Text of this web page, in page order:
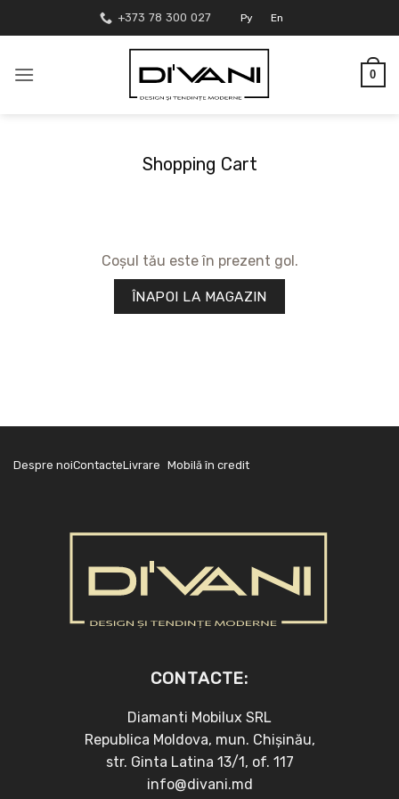
to
+373 78 300 027 Ру En
0
Shopping Cart
Coșul tău este în prezent gol.
ÎNAPOI LA MAGAZIN
Despre noiContacteLivrare Mobilă în credit
CONTACTE:
Diamanti Mobilux SRL
Republica Moldova, mun. Chișinău,
str. Ginta Latina 13/1, of. 117
info@divani.md